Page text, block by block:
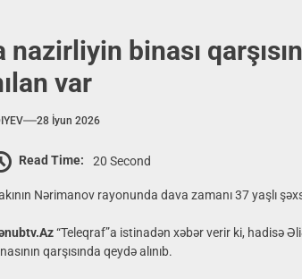
nazirliyin binası
var
28 İyun 2026
Read Time: 20 Second
Nərimanov rayonunda dava zamanı 37 yaşlı
“Teleqraf”a istinadən xəbər verir ki, hadisə
qarşısında qeydə alınıb.